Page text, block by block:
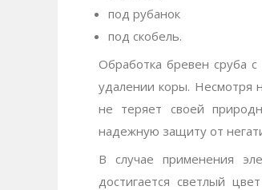
под рубанок
под скобель.
Обработка бревен сруба
удалении коры. Несмотря
не теряет своей
надежную защиту от
В случае применения
достигается светлый